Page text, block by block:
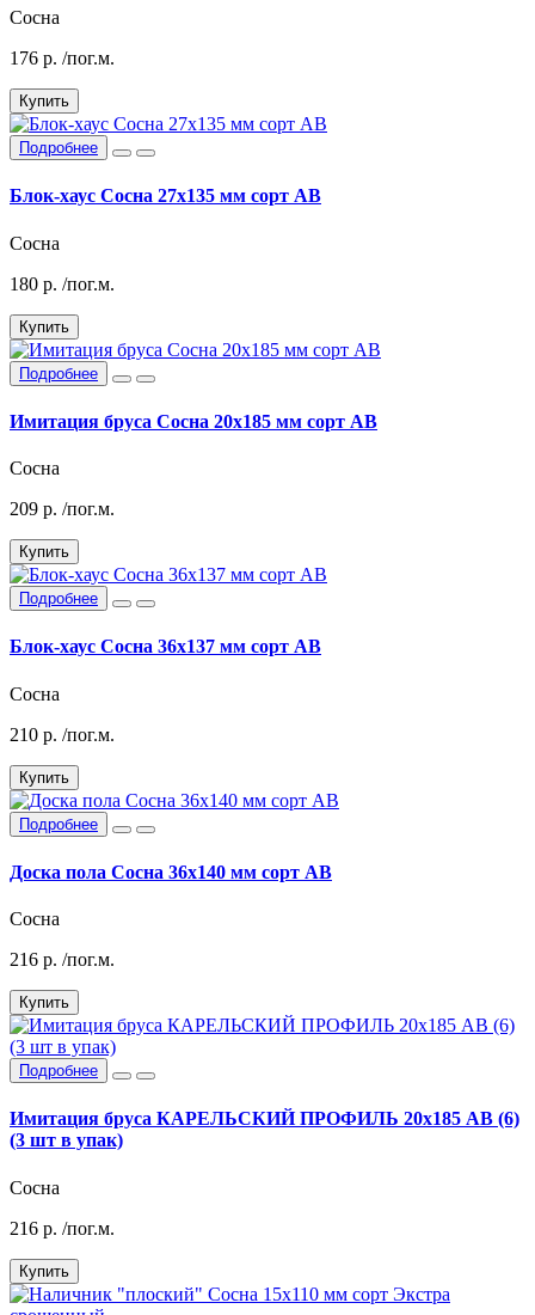
Сосна
176 р. /пог.м.
Купить
Подробнее
Блок-хаус Сосна 27х135 мм сорт АВ
Сосна
180 р. /пог.м.
Купить
Подробнее
Имитация бруса Сосна 20х185 мм сорт АВ
Сосна
209 р. /пог.м.
Купить
Подробнее
Блок-хаус Сосна 36х137 мм сорт АВ
Сосна
210 р. /пог.м.
Купить
Подробнее
Доска пола Сосна 36х140 мм сорт АВ
Сосна
216 р. /пог.м.
Купить
Подробнее
Имитация бруса КАРЕЛЬСКИЙ ПРОФИЛЬ 20х185 АВ (6)
(3 шт в упак)
Сосна
216 р. /пог.м.
Купить